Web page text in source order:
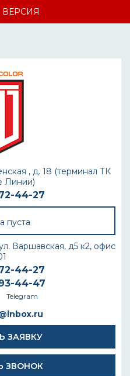
, д. 18 (терминал ТК
Линии)
44-27
пуста
Варшавская, д5 к2, офис
44-27
44-47
Telegram
ЗАЯВКУ
ЗВОНОК